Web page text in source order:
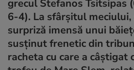
grecul Stefanos Tsitsipas
6-4). La sfârșitul
surpriză imensă unui
susținut frenetic din
racheta cu care a câștigat